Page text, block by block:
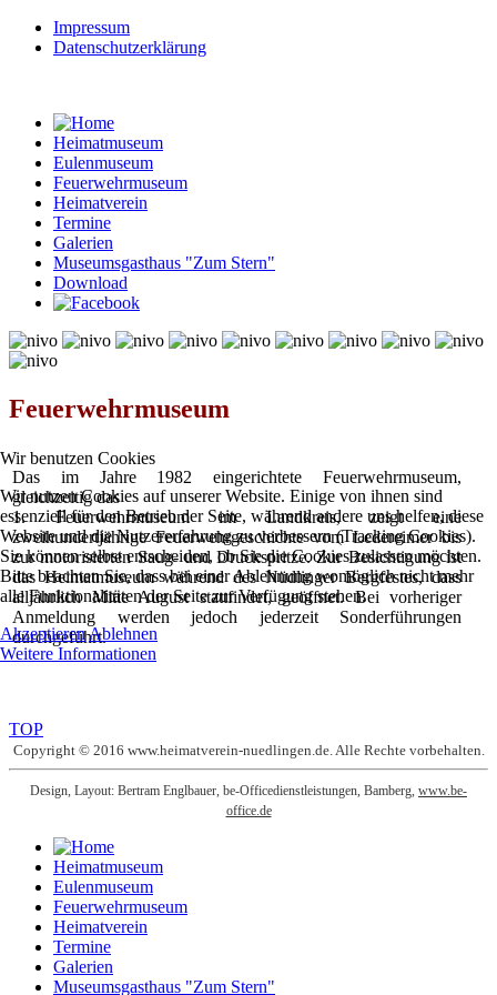
Impressum
Datenschutzerklärung
Heimatmuseum
Eulenmuseum
Feuerwehrmuseum
Heimatverein
Termine
Galerien
Museumsgasthaus "Zum Stern"
Download
Feuerwehrmuseum
Das im Jahre 1982 eingerichtete Feuerwehrmuseum,
gleichzeitig das
1. Feuerwehrmuseum im Landkreis, zeigt eine
zweihundertjährige Feuerwehrgeschichte vom Ledereimer bis
zur motorisierten Saug- und Druckspritze. Zur Besichtigung ist
das Heimatmuseum während des Nüdlinger Bergfestes, dass
alljährlich Mitte August stattfindet, geöffnet. Bei vorheriger
Anmeldung werden jedoch jederzeit Sonderführungen
durchgeführt.
TOP
Copyright © 2016 www.heimatverein-nuedlingen.de. Alle Rechte vorbehalten.
Design, Layout: Bertram Englbauer, be-Officedienstleistungen, Bamberg, www.be-
office.de
Heimatmuseum
Eulenmuseum
Feuerwehrmuseum
Heimatverein
Termine
Galerien
Museumsgasthaus "Zum Stern"
Wir benutzen Cookies
Wir nutzen Cookies auf unserer Website. Einige von ihnen sind
essenziell für den Betrieb der Seite, während andere uns helfen, diese
Website und die Nutzererfahrung zu verbessern (Tracking Cookies).
Sie können selbst entscheiden, ob Sie die Cookies zulassen möchten.
Bitte beachten Sie, dass bei einer Ablehnung womöglich nicht mehr
alle Funktionalitäten der Seite zur Verfügung stehen.
AkzeptierenAblehnen
Weitere Informationen